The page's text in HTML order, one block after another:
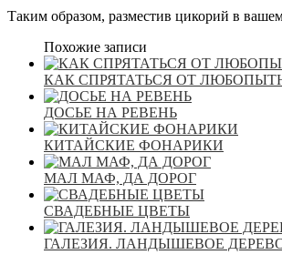
Таким образом, разместив цикорий в
Похожие записи
КАК СПРЯТАТЬСЯ ОТ
ДОСЬЕ НА РЕВЕНЬ
КИТАЙСКИЕ ФОНАРИКИ
МАЛ МАФ, ДА ДОРОГ
СВАДЕБНЫЕ ЦВЕТЫ
ГАЛЕЗИЯ. ЛАНДЫШЕВОЕ